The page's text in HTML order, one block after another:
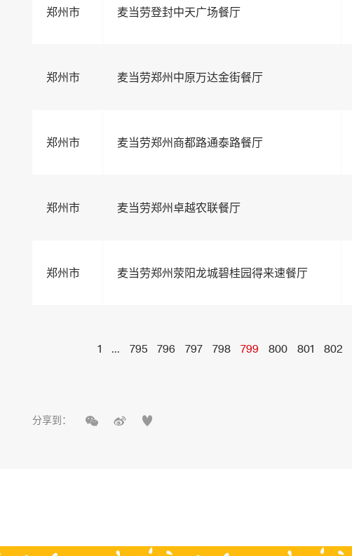
郑州市 麦当劳登封中天广场餐厅
郑州市 麦当劳郑州中原万达金街餐厅
郑州市 麦当劳郑州商都路通泰路餐厅
郑州市 麦当劳郑州卓越农联餐厅
郑州市 麦当劳郑州荥阳龙城碧桂园得来速餐厅
1 ... 795 796 797 798 799 800 801 802
分享到：   